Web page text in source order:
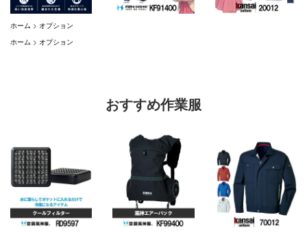
ホーム > オプション
ホーム > オプション
おすすめ作業服